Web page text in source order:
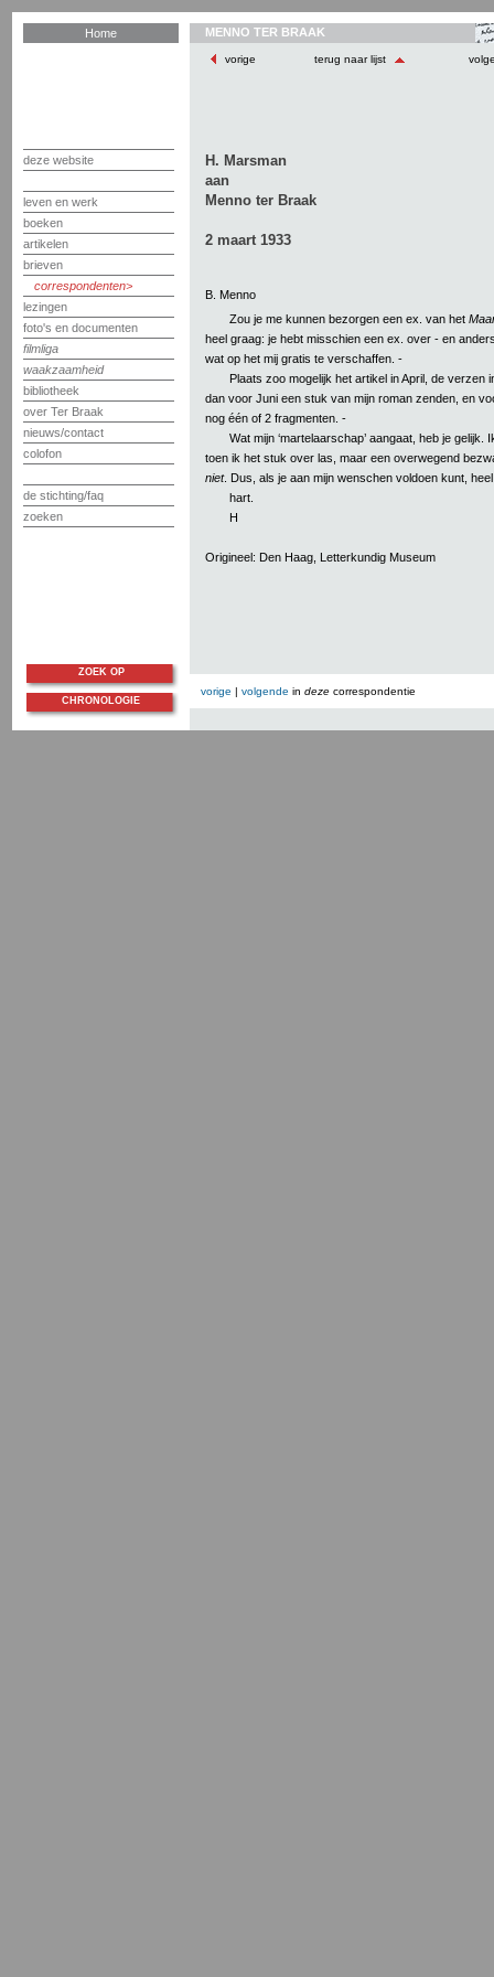
Home
deze website
leven en werk
boeken
artikelen
brieven
correspondenten
lezingen
foto's en documenten
filmliga
waakzaamheid
bibliotheek
over Ter Braak
nieuws/contact
colofon
de stichting/faq
zoeken
MENNO TER BRAAK
vorige terug naar lijst
H. Marsman
aan
Menno ter Braak
2 maart 1933
B. Menno
Zou je me kunnen bezorgen een ex. van het
heel graag: je hebt misschien een ex. over - en
wat op het mij gratis te verschaffen. -
Plaats zoo mogelijk het artikel in April, de verzen
dan voor Juni een stuk van mijn roman zenden, en
nog één of 2 fragmenten. -
Wat mijn ‘martelaarschap’ aangaat, heb je gelijk.
toen ik het stuk over las, maar een overwegend
niet. Dus, als je aan mijn wenschen voldoen kunt,
hart.
H
Origineel: Den Haag, Letterkundig Museum
vorige | volgende in deze correspondentie
ZOEK OP
CHRONOLOGIE